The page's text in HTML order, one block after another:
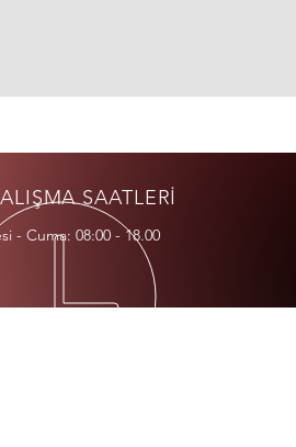
SAATLERİ
- Cuma: 08:00 - 18.00